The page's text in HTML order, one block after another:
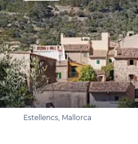
Estellencs, Mallorca